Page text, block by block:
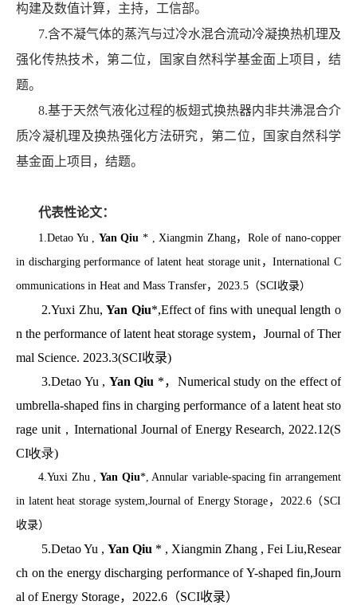
构建及数值计算，主持，工信部。
7.含不凝气体的蒸汽与过冷水混合流动冷凝换热机理及
强化传热技术，第二位，国家自然科学基金面上项目，结
题。
8.基于天然气液化过程的板翅式换热器内非共沸混合介
质冷凝机理及换热强化方法研究，第二位，国家自然科学
基金面上项目，结题。
代表性论文：
1.Detao Yu , Yan Qiu * , Xiangmin Zhang， Role of nano-copper
in discharging performance of latent heat storage unit ，International C
ommunications in Heat and Mass Transfer， 2023.5 （SCI收录）
2.Yuxi Zhu,Yan Qiu*,Effect of fins with unequal length o
n the performance of latent heat storage system， Journal of Ther
mal Science. 2023.3(SCI收录)
3.Detao Yu , Yan Qiu *， Numerical study on the effect of
umbrella-shaped fins incharging performance of a latent heat sto
rage unit， International Journal of Energy Research, 2022.12(S
CI收录)
4.Yuxi Zhu , Yan Qiu*, Annular variable-spacing fin arrangement
in latent heat storage system,Journal of Energy Storage ， 2022.6（ SCI
收录）
5.Detao Yu , Yan Qiu * , Xiangmin Zhang , Fei Liu,Resear
ch on the energy discharging performance of Y-shaped fin,Journ
al of Energy Storage， 2022.6 （SCI收录）